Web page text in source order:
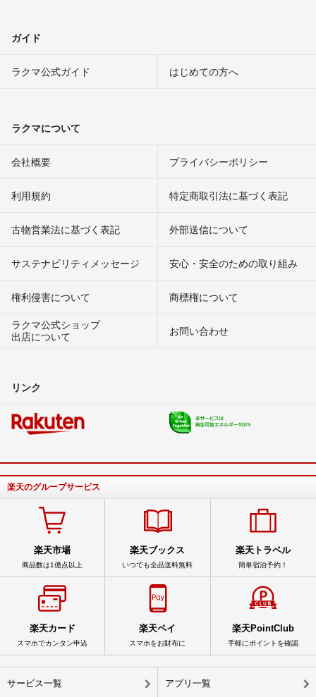
ガイド
ラクマ公式ガイド はじめての方へ
ラクマについて
会社概要 プライバシーポリシー
利用規約 特定商取引法に基づく表記
古物営業法に基づく表記 外部送信について
サステナビリティメッセージ 安心・安全のための取り組み
権利侵害について
商標権について
ラクマ公式ショップ
出店について
お問い合わせ
リンク
楽天のグループサービス
楽天市場
商品数は1億点以上
楽天ブックス
いつでも全品送料無料
楽天トラベル
簡単宿泊予約！
楽天カード
スマホでカンタン申込
楽天ペイ
スマホをお財布に
楽天PointClub
手軽にポイントを確認
サービス一覧 アプリ一覧